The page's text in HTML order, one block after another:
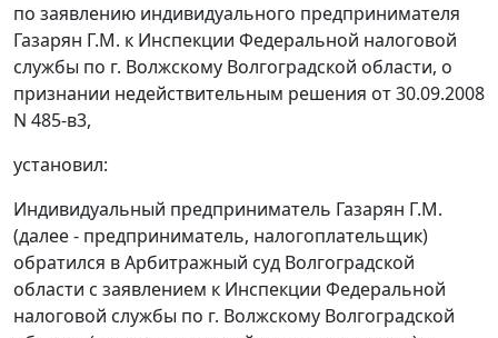
по заявлению индивидуального предпринимателя
Газарян Г.М. к Инспекции Федеральной налоговой
службы по г. Волжскому Волгоградской области, о
признании недействительным решения от 30.09.2008
N 485-в3,
установил:
Индивидуальный предприниматель Газарян Г.М.
(далее - предприниматель, налогоплательщик)
обратился в Арбитражный суд Волгоградской
области с заявлением к Инспекции Федеральной
налоговой службы по г. Волжскому Волгоградской